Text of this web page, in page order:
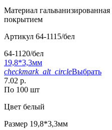
Материал
покрытием
Артикул 64-1115/бел
64-1120/бел
19,8*3,3мм
checkmark_alt_circleВыбрать
7.02 р.
По 100 шт
Цвет белый
Размер 19,8*3,3мм